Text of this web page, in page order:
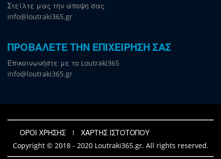
Στείλτε μας την άποψη σας
info@loutraki365.gr
ΠΡΟΒΑΛΕΤΕ ΤΗΝ ΕΠΙΧΕΙΡΗΣΗ ΣΑΣ
Επικοινωνήστε με το Loutraki365
info@loutraki365.gr
ΟΡΟΙ ΧΡΗΣΗΣ
ΧΑΡΤΗΣ ΙΣΤΟΤΟΠΟΥ
Copyright © 2018 - 2020 Loutraki365.gr. All rights reserved.